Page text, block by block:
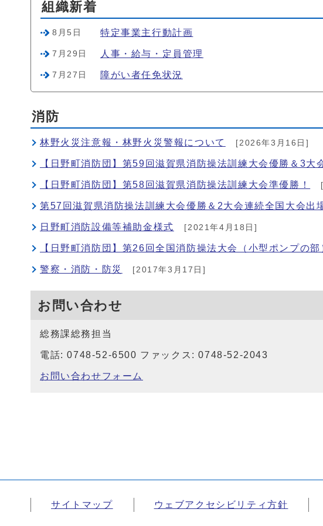
組織新着
8月5日 特定事業主行動計画
7月29日 人事・給与・定員管理
7月27日 障がい者任免状況
消防
林野火災注意報・林野火災警報について [2026年3月16日]
【日野町消防団】第59回滋賀県消防操法訓練大会優勝＆3大
【日野町消防団】第58回滋賀県消防操法訓練大会準優勝！
第57回滋賀県消防操法訓練大会優勝＆2大会連続全国大会出
日野町消防設備等補助金様式 [2021年4月18日]
【日野町消防団】第26回全国消防操法大会（小型ポンプの部
警察・消防・防災 [2017年3月17日]
お問い合わせ
総務課総務担当
電話: 0748-52-6500 ファックス: 0748-52-2043
お問い合わせフォーム
サイトマップ ウェブアクセシビリティ方針